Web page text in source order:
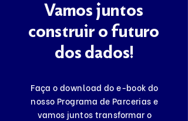
Vamos juntos
construir o futuro
dos dados!
Faça o download do e-book do
nosso Programa de Parcerias e
vamos juntos transformar o